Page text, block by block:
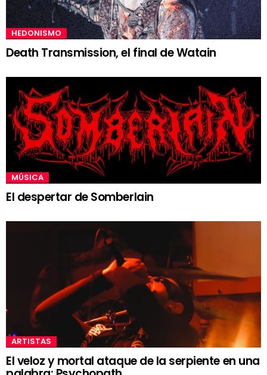
HEDONISMO
Death Transmission, el final de Watain
MÚSICA
El despertar de Somberlain
ARTISTAS
El veloz y mortal ataque de la serpiente en una